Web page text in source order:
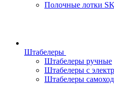
Полочные лотки SK
Штабелеры
Штабелеры ручные
Штабелеры с
Штабелеры